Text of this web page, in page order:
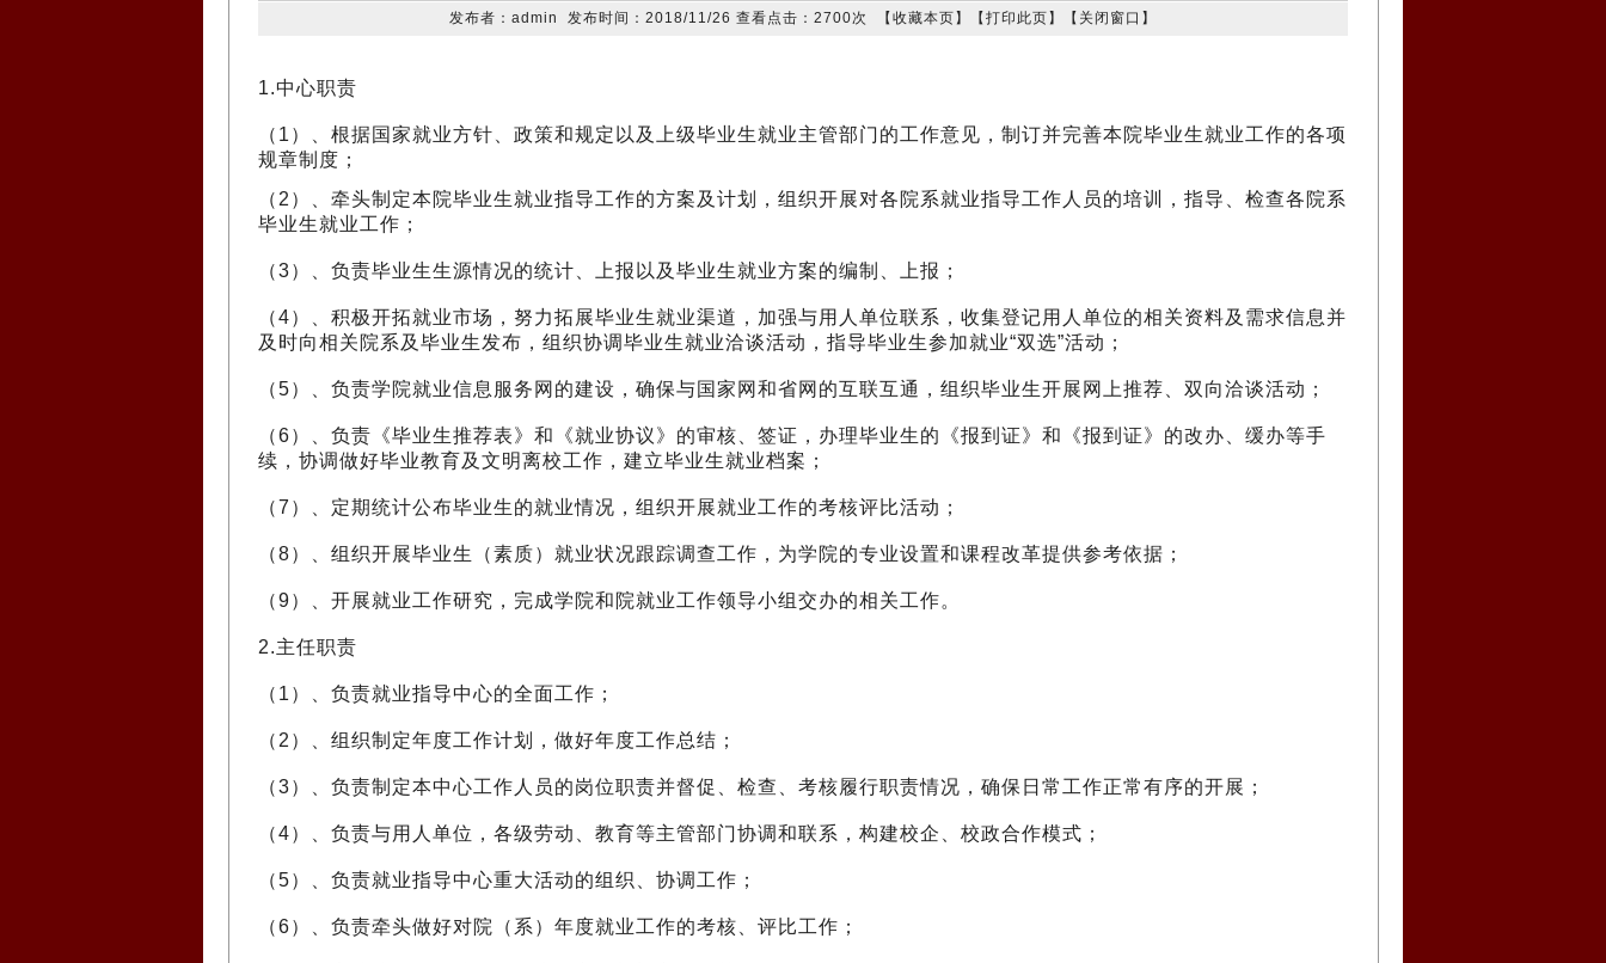
发布者：admin 发布时间：2018/11/26 查看点击：2700次 【 收藏本页 】【 打印此页 】【 关闭窗口 】
1.中心职责
（1）、根据国家就业方针、政策和规定以及上级毕业生就业主管部门的工作意见，制订并完善本院毕业生就业工作的各项
规章制度；
（2）、牵头制定本院毕业生就业指导工作的方案及计划，组织开展对各院系就业指导工作人员的培训，指导、检查各院系
毕业生就业工作；
（3）、负责毕业生生源情况的统计、上报以及毕业生就业方案的编制、上报；
（4）、积极开拓就业市场，努力拓展毕业生就业渠道，加强与用人单位联系，收集登记用人单位的相关资料及需求信息并
及时向相关院系及毕业生发布，组织协调毕业生就业洽谈活动，指导毕业生参加就业“双选”活动；
（5）、负责学院就业信息服务网的建设，确保与国家网和省网的互联互通，组织毕业生开展网上推荐、双向洽谈活动；
（6）、负责《毕业生推荐表》和《就业协议》的审核、签证，办理毕业生的《报到证》和《报到证》的改办、缓办等手
续，协调做好毕业教育及文明离校工作，建立毕业生就业档案；
（7）、定期统计公布毕业生的就业情况，组织开展就业工作的考核评比活动；
（8）、组织开展毕业生（素质）就业状况跟踪调查工作，为学院的专业设置和课程改革提供参考依据；
（9）、开展就业工作研究，完成学院和院就业工作领导小组交办的相关工作。
2.主任职责
（1）、负责就业指导中心的全面工作；
（2）、组织制定年度工作计划，做好年度工作总结；
（3）、负责制定本中心工作人员的岗位职责并督促、检查、考核履行职责情况，确保日常工作正常有序的开展；
（4）、负责与用人单位，各级劳动、教育等主管部门协调和联系，构建校企、校政合作模式；
（5）、负责就业指导中心重大活动的组织、协调工作；
（6）、负责牵头做好对院（系）年度就业工作的考核、评比工作；